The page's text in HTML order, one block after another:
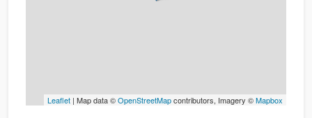
Leaflet | Map data ©OpenStreetMapcontributors, Imagery ©Mapbox